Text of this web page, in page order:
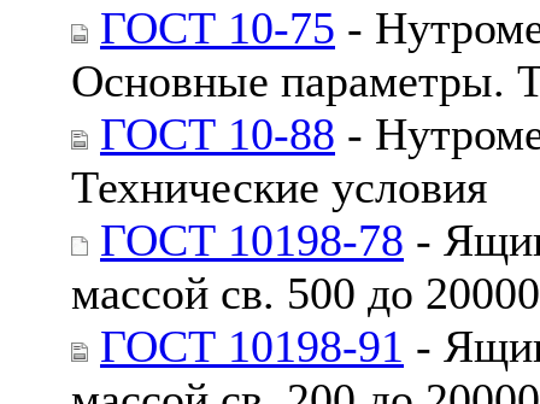
ГОСТ 10-75 -
Основные параметры.
ГОСТ 10-88 -
Технические условия
ГОСТ 10198-78 -
массой св. 500 до
ГОСТ 10198-91 -